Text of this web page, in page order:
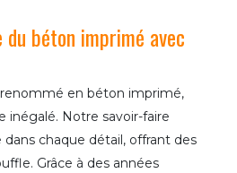
béton imprimé avec
en béton imprimé,
inégalé. Notre savoir-faire
chaque détail, offrant des
Grâce à des années